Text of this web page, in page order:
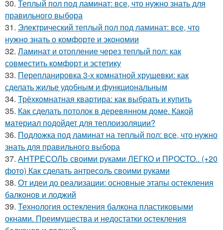
30. Теплый пол под ламинат: все, что нужно знать для
правильного выбора
31. Электрический теплый пол под ламинат: все, что
нужно знать о комфорте и экономии
32. Ламинат и отопление через теплый пол: как
совместить комфорт и эстетику
33. Перепланировка 3-х комнатной хрущевки: как
сделать жилье удобным и функциональным
34. Трёхкомнатная квартира: как выбрать и купить
35. Как сделать потолок в деревянном доме. Какой
материал подойдет для теплоизоляции?
36. Подложка под ламинат на теплый пол: все, что нужно
знать для правильного выбора
37. АНТРЕСОЛЬ своими руками ЛЕГКО и ПРОСТО.. (+20
фото) Как сделать антресоль своими руками
38. От идеи до реализации: основные этапы остекления
балконов и лоджий
39. Технология остекления балкона пластиковыми
окнами. Преимущества и недостатки остекления